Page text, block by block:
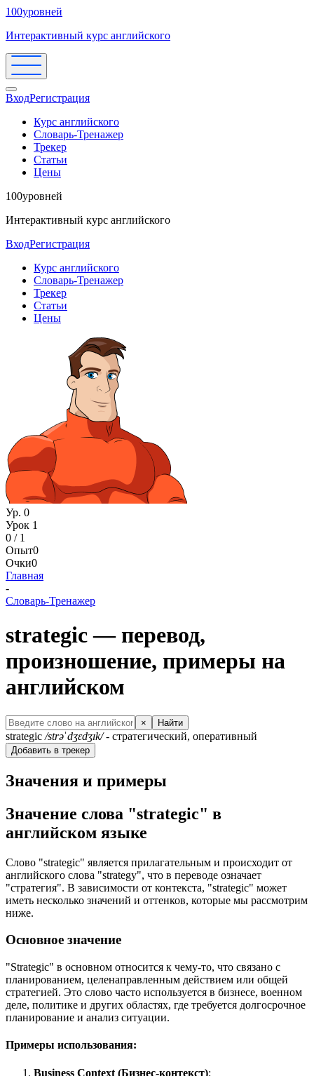
100уровней
Интерактивный курс английского
ВходРегистрация
Курс английского
Словарь-Тренажер
Трекер
Статьи
Цены
100уровней
Интерактивный курс английского
ВходРегистрация
Курс английского
Словарь-Тренажер
Трекер
Статьи
Цены
Ур. 0
Урок 1
0 / 1
Опыт0
Очки0
Главная
-
Словарь-Тренажер
strategic — перевод,
произношение, примеры на
английском
× Найти
strategic /strəˈdʒɛdʒɪk/- стратегический, оперативный
Добавить в трекер
Значения и примеры
Значение слова "strategic" в
английском языке
Слово "strategic" является прилагательным и происходит от
английского слова "strategy", что в переводе означает
"стратегия". В зависимости от контекста, "strategic" может
иметь несколько значений и оттенков, которые мы рассмотрим
ниже.
Основное значение
"Strategic" в основном относится к чему-то, что связано с
планированием, целенаправленным действием или общей
стратегией. Это слово часто используется в бизнесе, военном
деле, политике и других областях, где требуется долгосрочное
планирование и анализ ситуации.
Примеры использования:
Business Context (Бизнес-контекст):